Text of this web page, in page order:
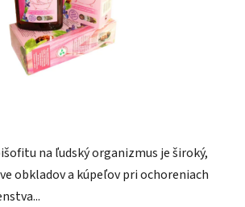
na ľudský organizmus je široký,
obkladov a kúpeľov pri ochoreniach